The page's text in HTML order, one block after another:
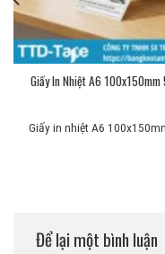
Giấy In Nhiệt A6
Giấy in nhiệt A6
Để lại một bình luận